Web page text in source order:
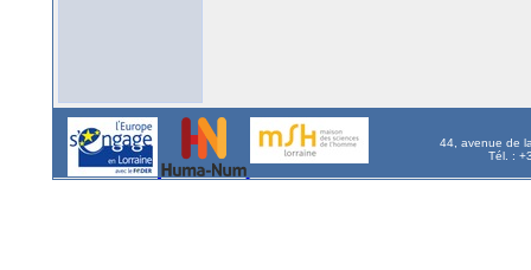
44, avenue de
Tél. :